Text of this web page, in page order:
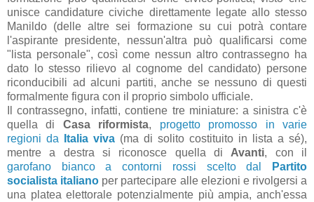
unisce candidature civiche direttamente legate allo stesso
Manildo (delle altre sei formazione su cui potrà contare
l'aspirante presidente, nessun'altra può qualificarsi come
"lista personale", così come nessun altro contrassegno ha
dato lo stesso rilievo al cognome del candidato) persone
riconducibili ad alcuni partiti, anche se nessuno di questi
formalmente figura con il proprio simbolo ufficiale.
Il contrassegno, infatti, contiene tre miniature: a sinistra c'è
quella di Casa riformista, progetto promosso in varie
regioni da
Italia viva (ma di solito costituito in lista a sé),
mentre a destra si riconosce quella di Avanti, con il
garofano bianco a contorni rossi scelto dal
Partito
socialista italiano per partecipare alle elezioni e rivolgersi a
una platea elettorale potenzialmente più ampia, anch'essa